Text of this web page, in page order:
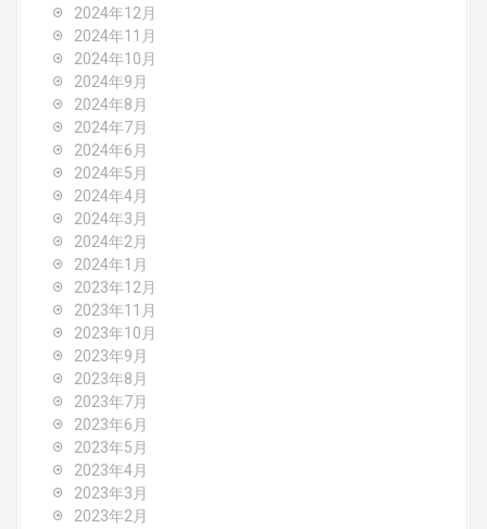
2024年12月
2024年11月
2024年10月
2024年9月
2024年8月
2024年7月
2024年6月
2024年5月
2024年4月
2024年3月
2024年2月
2024年1月
2023年12月
2023年11月
2023年10月
2023年9月
2023年8月
2023年7月
2023年6月
2023年5月
2023年4月
2023年3月
2023年2月